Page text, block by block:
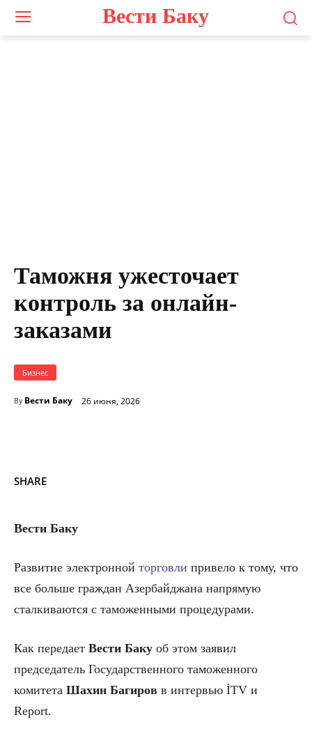
Вести Баку
Таможня ужесточает
контроль за онлайн-
заказами
Бизнес
By Вести Баку 26 июня, 2026
SHARE
Вести Баку
Развитие электронной торговли привело к тому, что
все больше граждан Азербайджана напрямую
сталкиваются с таможенными процедурами.
Как передает Вести Баку об этом заявил
председатель Государственного таможенного
комитета Шахин Багиров в интервью İTV и
Report.